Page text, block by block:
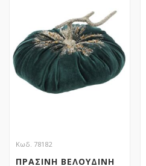
Κωδ. 78182
ΠΡΑΣΙΝΗ ΒΕΛΟΥΔΙΝΗ